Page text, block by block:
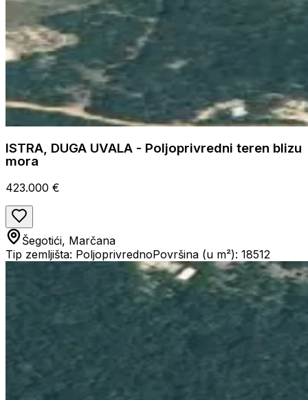
ISTRA, DUGA UVALA - Poljoprivredni teren blizu
mora
423.000 €
Šegotići, Marčana
Tip zemljišta: PoljoprivrednoPovršina (u m²): 18512